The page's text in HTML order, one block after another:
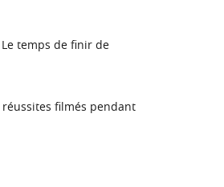
temps de finir de
filmés pendant